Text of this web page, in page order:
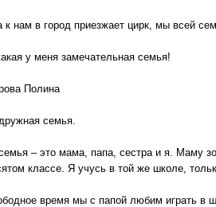
к нам в город приезжает цирк, мы всей
у меня замечательная семья!
Полина
семья.
– это мама, папа, сестра и я. Маму
классе. Я учусь в той же школе,
время мы с папой любим играть в